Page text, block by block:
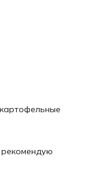
рекомендую